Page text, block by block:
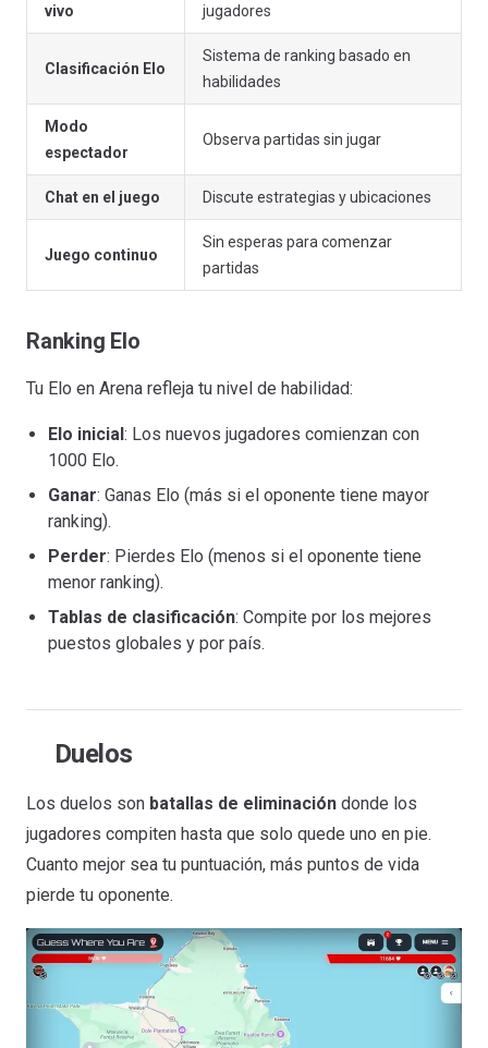
vivo
jugadores
Clasificación Elo
Sistema de ranking basado en
habilidades
Modo
espectador
Observa partidas sin jugar
Chat en el juego Discute estrategias y ubicaciones
Juego continuo
Sin esperas para comenzar
partidas
Ranking Elo
Tu Elo en Arena refleja tu nivel de habilidad:
Elo inicial: Los nuevos jugadores comienzan con
1000 Elo.
Ganar: Ganas Elo (más si el oponente tiene mayor
ranking).
Perder: Pierdes Elo (menos si el oponente tiene
menor ranking).
Tablas de clasificación: Compite por los mejores
puestos globales y por país.
Duelos
Los duelos son batallas de eliminación donde los
jugadores compiten hasta que solo quede uno en pie.
Cuanto mejor sea tu puntuación, más puntos de vida
pierde tu oponente.